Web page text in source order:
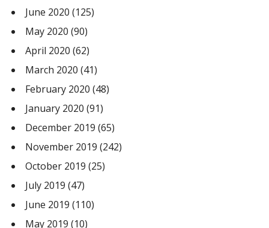
June 2020 (125)
May 2020 (90)
April 2020 (62)
March 2020 (41)
February 2020 (48)
January 2020 (91)
December 2019 (65)
November 2019 (242)
October 2019 (25)
July 2019 (47)
June 2019 (110)
May 2019 (10)